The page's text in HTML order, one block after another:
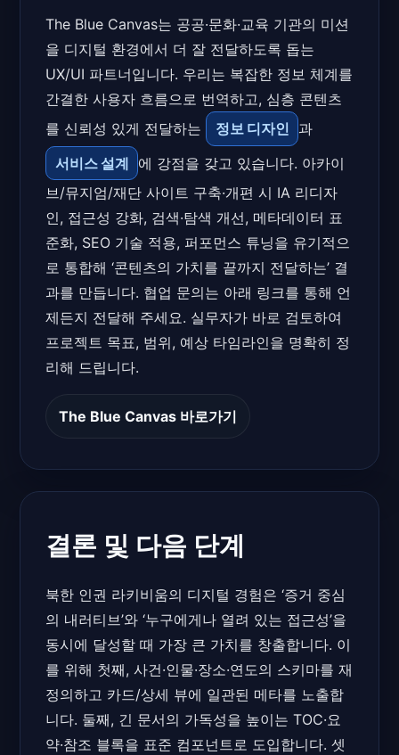
The Blue Canvas는 공공·문화·교육 기관의 미션
을 디지털 환경에서 더 잘 전달하도록 돕는
UX/UI 파트너입니다. 우리는 복잡한 정보 체계를
간결한 사용자 흐름으로 번역하고, 심층 콘텐츠
를 신뢰성 있게 전달하는
정보 디자인
과
서비스 설계
에 강점을 갖고 있습니다. 아카이
브/뮤지엄/재단 사이트 구축·개편 시 IA 리디자
인, 접근성 강화, 검색·탐색 개선, 메타데이터 표
준화, SEO 기술 적용, 퍼포먼스 튜닝을 유기적으
로 통합해 ‘콘텐츠의 가치를 끝까지 전달하는’ 결
과를 만듭니다. 협업 문의는 아래 링크를 통해 언
제든지 전달해 주세요. 실무자가 바로 검토하여
프로젝트 목표, 범위, 예상 타임라인을 명확히 정
리해 드립니다.
The Blue Canvas 바로가기
결론 및 다음 단계
북한 인권 라키비움의 디지털 경험은 ‘증거 중심
의 내러티브’와 ‘누구에게나 열려 있는 접근성’을
동시에 달성할 때 가장 큰 가치를 창출합니다. 이
를 위해 첫째, 사건·인물·장소·연도의 스키마를 재
정의하고 카드/상세 뷰에 일관된 메타를 노출합
니다. 둘째, 긴 문서의 가독성을 높이는 TOC·요
약·참조 블록을 표준 컴포넌트로 도입합니다. 셋